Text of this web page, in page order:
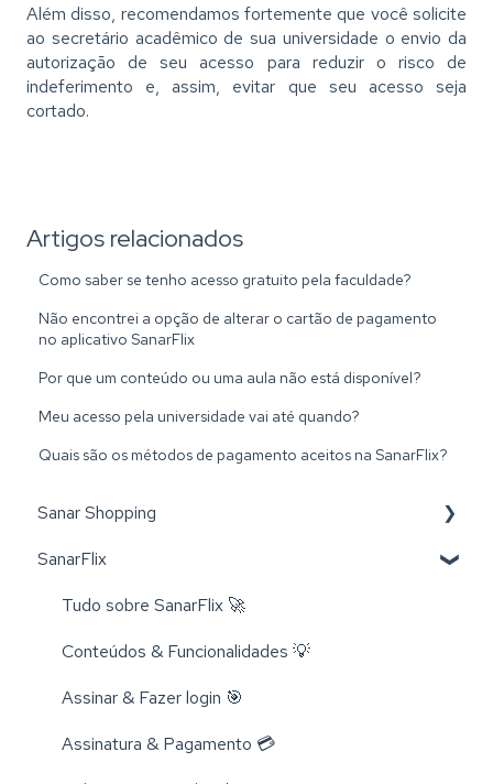
Além disso, recomendamos fortemente que você solicite
ao secretário acadêmico de sua universidade o envio da
autorização de seu acesso para reduzir o risco de
indeferimento e, assim, evitar que seu acesso seja
cortado.
Artigos relacionados
Como saber se tenho acesso gratuito pela faculdade?
Não encontrei a opção de alterar o cartão de pagamento
no aplicativo SanarFlix
Por que um conteúdo ou uma aula não está disponível?
Meu acesso pela universidade vai até quando?
Quais são os métodos de pagamento aceitos na SanarFlix?
Sanar Shopping
Livros 📚
Trocas e Cancelamentos 📬
Compra e Cadastro 📦
Cursos 💻
Rastreamento 🔎
SanarFlix
Tudo sobre SanarFlix 🚀
Conteúdos & Funcionalidades 💡
Assinar & Fazer login 🎯
Assinatura & Pagamento 💳